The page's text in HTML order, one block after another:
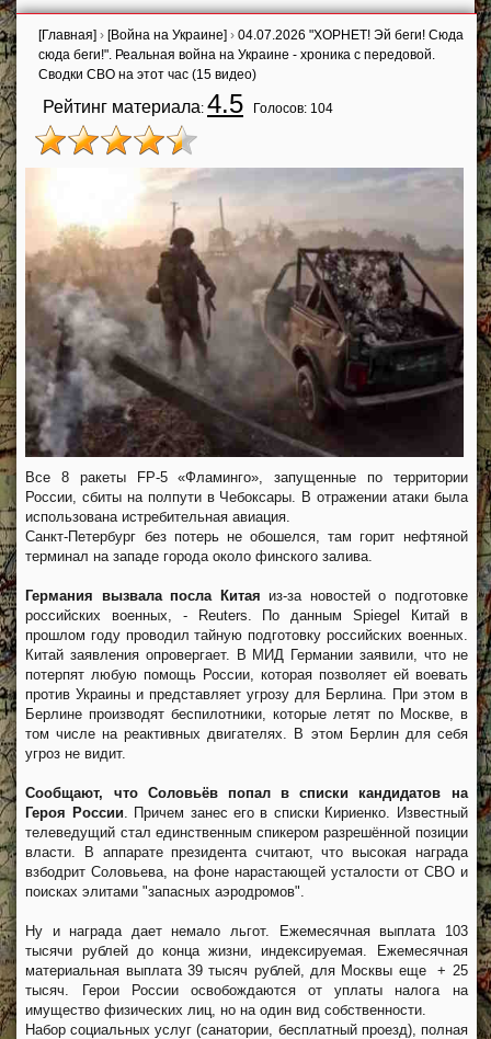
[Главная] › [Война на Украине] › 04.07.2026 "ХОРНЕТ! Эй беги! Сюда
сюда беги!". Реальная война на Украине - хроника с передовой.
Сводки СВО на этот час (15 видео)
Рейтинг материала: 4.5 Голосов: 104
Все 8 ракеты FP-5 «Фламинго», запущенные по территории
России, сбиты на полпути в Чебоксары. В отражении атаки была
использована истребительная авиация.
Санкт-Петербург без потерь не обошелся, там горит нефтяной
терминал на западе города около финского залива.
Германия вызвала посла Китая из-за новостей о подготовке
российских военных, - Reuters. По данным Spiegel Китай в
прошлом году проводил тайную подготовку российских военных.
Китай заявления опровергает. В МИД Германии заявили, что не
потерпят любую помощь России, которая позволяет ей воевать
против Украины и представляет угрозу для Берлина. При этом в
Берлине производят беспилотники, которые летят по Москве, в
том числе на реактивных двигателях. В этом Берлин для себя
угроз не видит.
Сообщают, что Соловьёв попал в списки кандидатов на
Героя России. Причем занес его в списки Кириенко. Известный
телеведущий стал единственным спикером разрешённой позиции
власти. В аппарате президента считают, что высокая награда
взбодрит Соловьева, на фоне нарастающей усталости от СВО и
поисках элитами "запасных аэродромов".
Ну и награда дает немало льгот. Ежемесячная выплата 103
тысячи рублей до конца жизни, индексируемая. Ежемесячная
материальная выплата 39 тысяч рублей, для Москвы еще + 25
тысяч. Герои России освобождаются от уплаты налога на
имущество физических лиц, но на один вид собственности.
Набор социальных услуг (санатории, бесплатный проезд), полная